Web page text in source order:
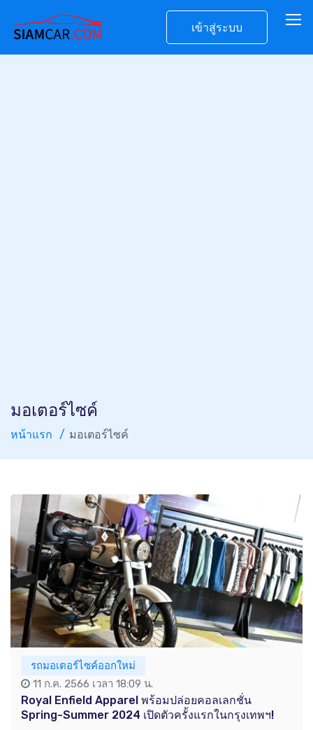
เข้าสู่ระบบ
มอเตอร์ไซค์
หน้าแรก มอเตอร์ไซค์
รถมอเตอร์ไซค์ออกใหม่
11 ก.ค. 2566 เวลา 18:09 น.
Royal Enfield Apparel พร้อมปล่อยคอลเลกชั่น
Spring-Summer 2024 เปิดตัวครั้งแรกในกรุงเทพฯ!